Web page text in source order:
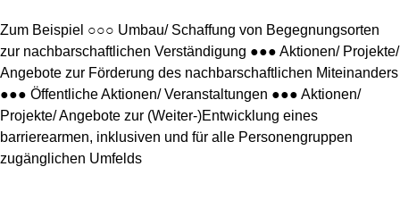
Zum Beispiel ○○○ Umbau/ Schaffung von Begegnungsorten
zur nachbarschaftlichen Verständigung ●●● Aktionen/ Projekte/
Angebote zur Förderung des nachbarschaftlichen Miteinanders
●●● Öffentliche Aktionen/ Veranstaltungen ●●● Aktionen/
Projekte/ Angebote zur (Weiter-)Entwicklung eines
barrierearmen, inklusiven und für alle Personengruppen
zugänglichen Umfelds